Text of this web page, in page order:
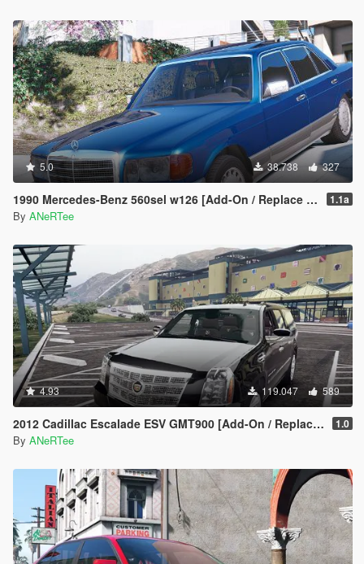
5.0 38.738 327
1990 Mercedes-Benz 560sel w126 [Add-On / Replace | Animated] 1.1a
By ANeRTee
4.93 119.047 589
2012 Cadillac Escalade ESV GMT900 [Add-On / Replace | Animated] 1.0
By ANeRTee